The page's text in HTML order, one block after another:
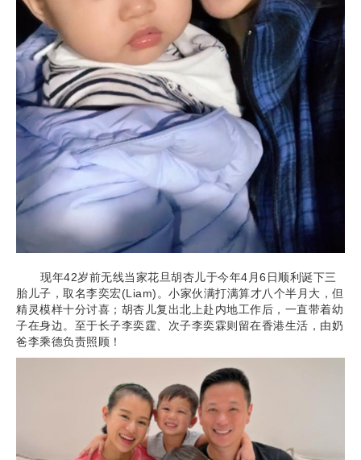
现年42岁前无线当家花旦胡杏儿于今年4月6日顺利诞下三
胎儿子，取名李奕宏(Liam)。小家伙满打满算才八个半月大，但
精灵模样十分讨喜；胡杏儿复出北上赴内地工作后，一直带着幼
子在身边。至于长子李奕霆、次子李奕霖则留在香港生活，由奶
爸李乘德负责照顾！